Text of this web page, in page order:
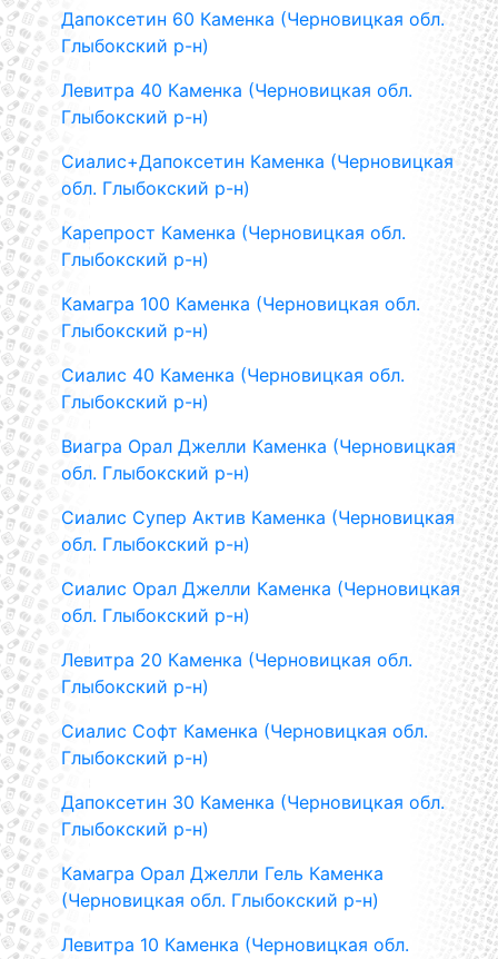
Дапоксетин 60 Каменка (Черновицкая обл.
Глыбокский р-н)
Левитра 40 Каменка (Черновицкая обл.
Глыбокский р-н)
Сиалис+Дапоксетин Каменка (Черновицкая
обл. Глыбокский р-н)
Карепрост Каменка (Черновицкая обл.
Глыбокский р-н)
Камагра 100 Каменка (Черновицкая обл.
Глыбокский р-н)
Сиалис 40 Каменка (Черновицкая обл.
Глыбокский р-н)
Виагра Орал Джелли Каменка (Черновицкая
обл. Глыбокский р-н)
Сиалис Супер Актив Каменка (Черновицкая
обл. Глыбокский р-н)
Сиалис Орал Джелли Каменка (Черновицкая
обл. Глыбокский р-н)
Левитра 20 Каменка (Черновицкая обл.
Глыбокский р-н)
Сиалис Софт Каменка (Черновицкая обл.
Глыбокский р-н)
Дапоксетин 30 Каменка (Черновицкая обл.
Глыбокский р-н)
Камагра Орал Джелли Гель Каменка
(Черновицкая обл. Глыбокский р-н)
Левитра 10 Каменка (Черновицкая обл.